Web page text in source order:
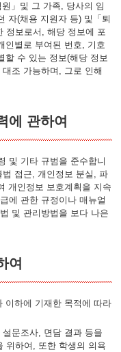
」및 그 가족, 당사의 임
자(채용 지원자 등) 및「퇴
정보로서, 해당 정보에 포
인별로 부여된 번호, 기호
할 수 있는 정보(해당 정보
조 가능하며, 그로 인해
에 관하여
및 기타 규범을 준수합니
접근, 개인정보 분실, 파
개인정보 보호계획을 지속
에 관한 규정이나 매뉴얼
및 관리방법을 보다 나은
여
이하에 기재한 목적에 따라
문조사, 면담 결과 등을
위하여, 또한 학생의 의욕